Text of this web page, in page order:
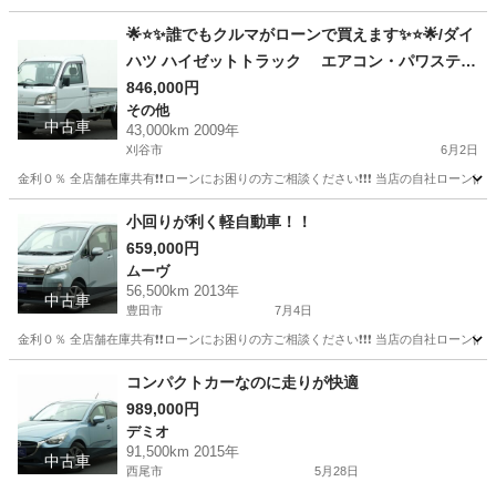
キャスト ローン
中古車
🌟⭐️✨誰でもクルマがローンで買えます✨⭐️🌟/ダイ
ハツ ハイゼットトラック エアコン・パワステ
スペシャル
846,000円
その他
43,000km 2009年
刈谷市 6月2日
金利０％ 全店舗在庫共有❗️❗️ローンにお困りの方ご相談ください❗️❗️❗️ 当店の自社ロ
その他 トラック
中古車
小回りが利く軽自動車！！
659,000円
ムーヴ
56,500km 2013年
豊田市 7月4日
金利０％ 全店舗在庫共有❗️❗️ローンにお困りの方ご相談ください❗️❗️❗️ 当店の自社ロ
ムーヴ
中古車
コンパクトカーなのに走りが快適
989,000円
デミオ
91,500km 2015年
西尾市 5月28日